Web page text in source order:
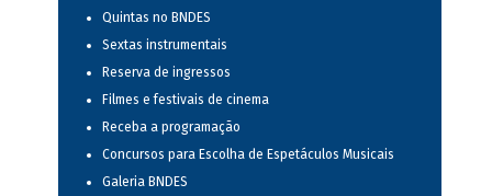
Quintas no BNDES
Sextas instrumentais
Reserva de ingressos
Filmes e festivais de cinema
Receba a programação
Concursos para Escolha de Espetáculos Musicais
Galeria BNDES